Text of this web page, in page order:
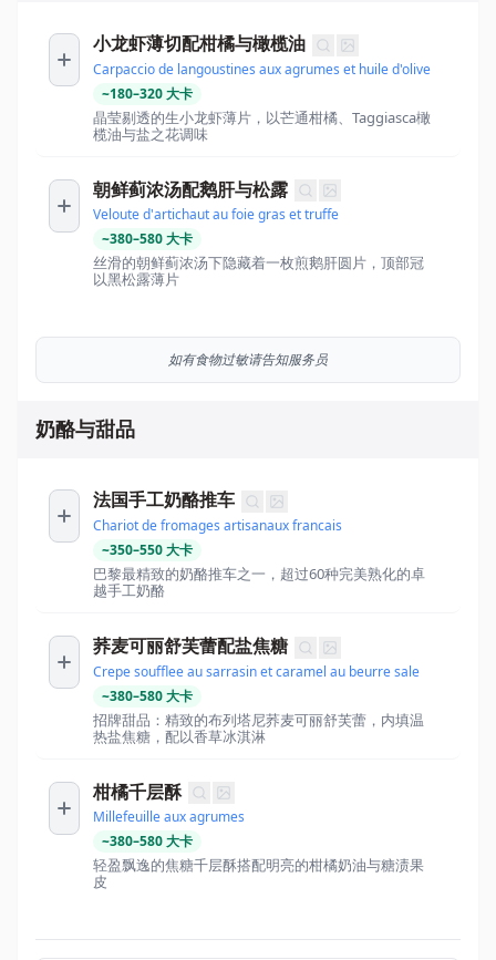
小龙虾薄切配柑橘与橄榄油
Carpaccio de langoustines aux agrumes et huile d'olive
~180–320大卡
晶莹剔透的生小龙虾薄片，以芒通柑橘、Taggiasca橄
榄油与盐之花调味
朝鲜蓟浓汤配鹅肝与松露
Veloute d'artichaut au foie gras et truffe
~380–580大卡
丝滑的朝鲜蓟浓汤下隐藏着一枚煎鹅肝圆片，顶部冠
以黑松露薄片
如有食物过敏请告知服务员
奶酪与甜品
法国手工奶酪推车
Chariot de fromages artisanaux francais
~350–550大卡
巴黎最精致的奶酪推车之一，超过60种完美熟化的卓
越手工奶酪
荞麦可丽舒芙蕾配盐焦糖
Crepe soufflee au sarrasin et caramel au beurre sale
~380–580大卡
招牌甜品：精致的布列塔尼荞麦可丽舒芙蕾，内填温
热盐焦糖，配以香草冰淇淋
柑橘千层酥
Millefeuille aux agrumes
~380–580大卡
轻盈飘逸的焦糖千层酥搭配明亮的柑橘奶油与糖渍果
皮